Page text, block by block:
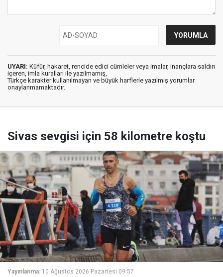
UYARI: Küfür, hakaret, rencide edici cümleler veya imalar, inançlara saldırı
içeren, imla kuralları ile yazılmamış,
Türkçe karakter kullanılmayan ve büyük harflerle yazılmış yorumlar
onaylanmamaktadır.
Sivas sevgisi için 58 kilometre koştu
Yayınlanma: 10 Ağustos 2026 Pazartesi 09:57